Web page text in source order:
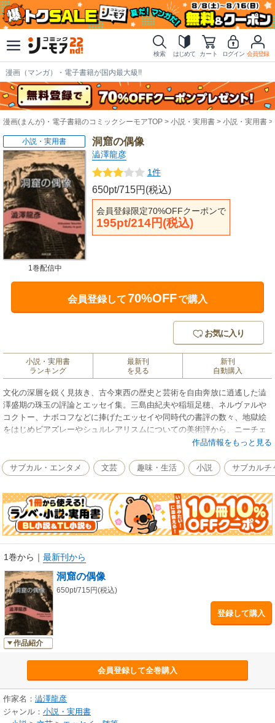
検索 はじめて カート ログイン 会員登録
漫画（マンガ）・電子書籍が国内最大級!!
漫画(まんが)・電子書籍のコミックシーモアTOP 小説・実用書 小説・実用書
洞窟の偶像
澁澤龍彦
1件
650pt/715円(税込)
会員登録限定70%OFFクーポンで
195pt/214円(税込)
小説・実用書
1巻配信中
会員登録して70%OFFで購入
お気に入り
小説・実用書
ランキング
最新刊
を見る
新刊
自動購入
文化の深層を鋭く見抜き、古今東西の歴史と芸術を自由奔放に逍遙した澁
澤盛期の珠玉の評論とエッセイ集。三島由紀夫や稲垣足穂、ネルヴァルや
コクトー、ナボコフなどに捧げたエッセイや同時代の書評の数々、地獄絵
をはじめビアズレーやシュルレアリスムについての美術評から、ニーチェ
やフーコー論に至るまで収録した、選りすぐりの傑作批評集。作品情報をもっと見る
サブカル・エンタメ 文芸 趣味・生活 小説 サブカルチ
1巻から ｜ 最新刊から
作品紹介
洞窟の偶像
650pt/715円(税込)
登録して購入
会員登録して全巻購入
作家名： 澁澤龍彦
ジャンル： 小説・実用書